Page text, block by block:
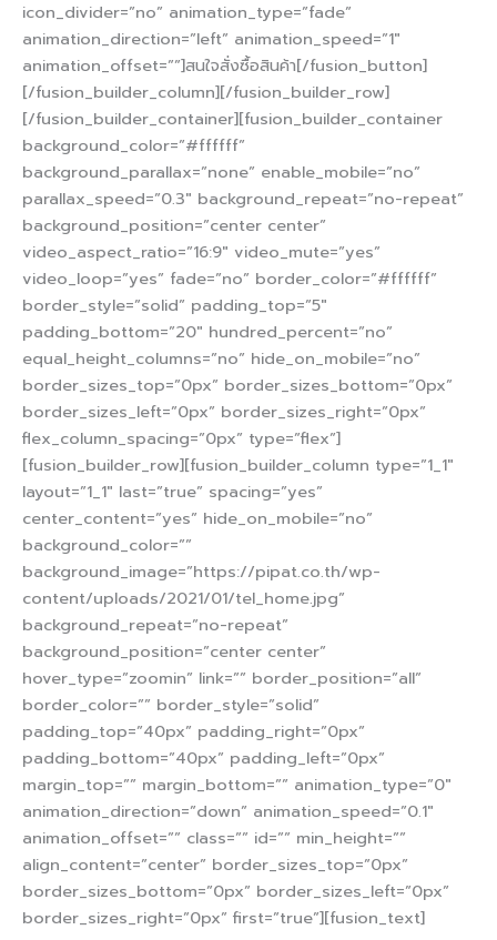
icon_divider=”no” animation_type=”fade”
animation_direction=”left” animation_speed=”1″
animation_offset=””]สนใจสั่งซื้อสินค้า[/fusion_button]
[/fusion_builder_column][/fusion_builder_row]
[/fusion_builder_container][fusion_builder_container
background_color=”#ffffff”
background_parallax=”none” enable_mobile=”no”
parallax_speed=”0.3″ background_repeat=”no-repeat”
background_position=”center center”
video_aspect_ratio=”16:9″ video_mute=”yes”
video_loop=”yes” fade=”no” border_color=”#ffffff”
border_style=”solid” padding_top=”5″
padding_bottom=”20″ hundred_percent=”no”
equal_height_columns=”no” hide_on_mobile=”no”
border_sizes_top=”0px” border_sizes_bottom=”0px”
border_sizes_left=”0px” border_sizes_right=”0px”
flex_column_spacing=”0px” type=”flex”]
[fusion_builder_row][fusion_builder_column type=”1_1″
layout=”1_1″ last=”true” spacing=”yes”
center_content=”yes” hide_on_mobile=”no”
background_color=””
background_image=”https://pipat.co.th/wp-
content/uploads/2021/01/tel_home.jpg”
background_repeat=”no-repeat”
background_position=”center center”
hover_type=”zoomin” link=”” border_position=”all”
border_color=”” border_style=”solid”
padding_top=”40px” padding_right=”0px”
padding_bottom=”40px” padding_left=”0px”
margin_top=”” margin_bottom=”” animation_type=”0″
animation_direction=”down” animation_speed=”0.1″
animation_offset=”” class=”” id=”” min_height=””
align_content=”center” border_sizes_top=”0px”
border_sizes_bottom=”0px” border_sizes_left=”0px”
border_sizes_right=”0px” first=”true”][fusion_text]